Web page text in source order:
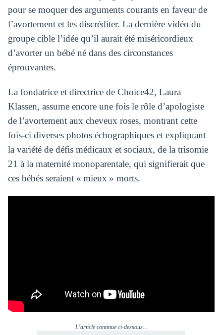
pour se moquer des arguments courants en faveur de
l’avortement et les discréditer. La dernière vidéo du
groupe cible l’idée qu’il aurait été miséricordieux
d’avorter un bébé né dans des circonstances
éprouvantes.
La fondatrice et directrice de Choice42, Laura
Klassen, assume encore une fois le rôle d’apologiste
de l’avortement aux cheveux roses, montrant cette
fois-ci diverses photos échographiques et expliquant
la variété de défis médicaux et sociaux, de la trisomie
21 à la maternité monoparentale, qui signifierait que
ces bébés seraient « mieux » morts.
L'article continue ci-dessous...